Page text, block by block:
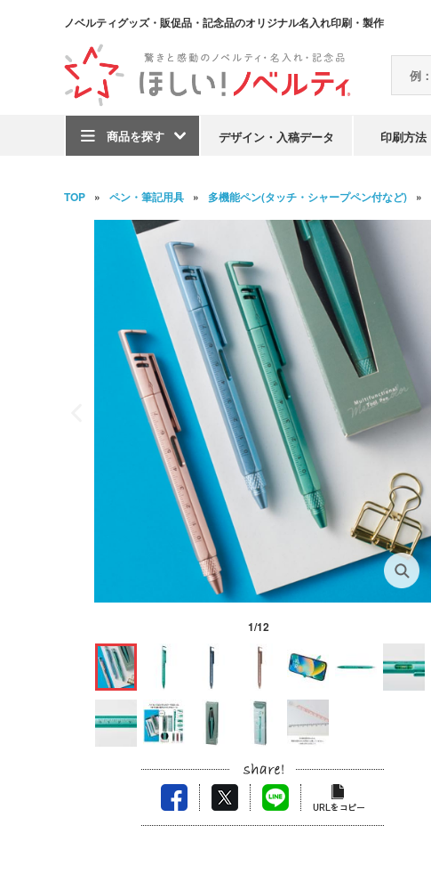
ノベルティグッズ・販促品・記念品のオリジナル名入れ印刷・製作
商品を探す デザイン・入稿データ 印刷方法
TOP ペン・筆記用具 多機能ペン(タッチ・シャープペン付など)
1/12